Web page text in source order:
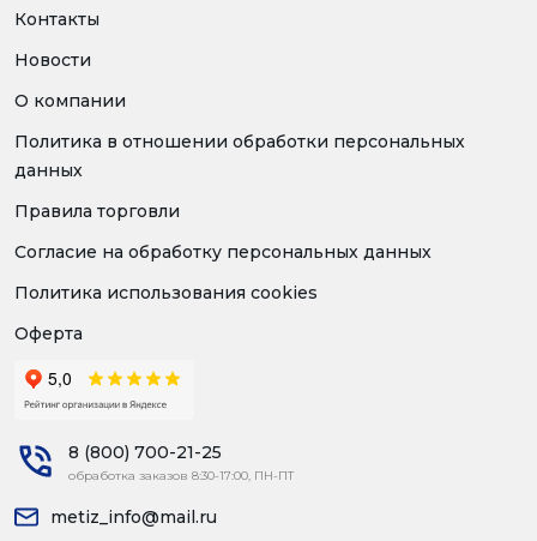
Контакты
Новости
О компании
Политика в отношении обработки персональных
данных
Правила торговли
Согласие на обработку персональных данных
Политика использования cookies
Оферта
8 (800) 700-21-25
обработка заказов 8:30-17:00, ПН-ПТ
metiz_info@mail.ru